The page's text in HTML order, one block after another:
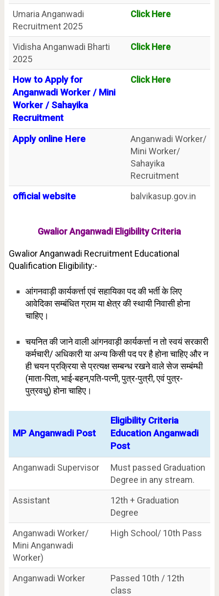
Umaria Anganwadi
Recruitment 2025
Click Here
Vidisha Anganwadi Bharti
2025
Click Here
How to Apply for
Anganwadi Worker / Mini
Worker / Sahayika
Recruitment
Click Here
Apply online Here
Anganwadi Worker/
Mini Worker/
Sahayika
Recruitment
official website balvikasup.gov.in
Gwalior Anganwadi Eligibility Criteria
Gwalior Anganwadi Recruitment Educational
Qualification Eligibility:-
आंगनवाड़ी कार्यकर्त्ता एवं सहायिका पद की भर्ती के लिए
आवेदिका सम्बंधित ग्राम या क्षेत्र की स्थायी निवासी होना
चाहिए।
चयनित की जाने वाली आंगनवाड़ी कार्यकर्त्ता न तो स्वयं सरकारी
कर्मचारी/ अधिकारी या अन्य किसी पद पर है होना चाहिए और न
ही चयन प्रक्रिया से प्रत्यक्ष सम्बन्ध रखने वाले सेज सम्बंम्धी
(माता-पिता, भाई-बहन,पति-पत्नी, पुत्र-पुत्री, एवं पुत्र-
पुत्रवधु)होना चाहिए।
MP Anganwadi Post
Eligibility Criteria
Education Anganwadi
Post
Anganwadi Supervisor
Must passed Graduation
Degree in any stream.
Assistant
12th + Graduation
Degree
Anganwadi Worker/
Mini Anganwadi
Worker)
High School/ 10th Pass
Anganwadi Worker
Passed 10th / 12th
class